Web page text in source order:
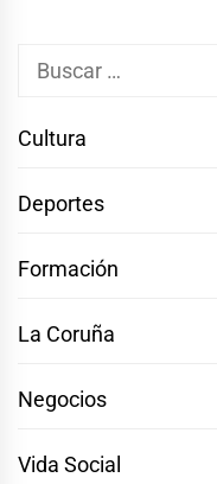
Buscar:
Cultura
Deportes
Formación
La Coruña
Negocios
Vida Social